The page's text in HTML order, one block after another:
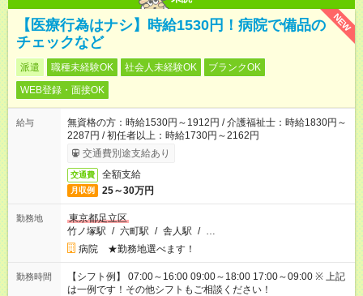
NEW
【医療行為はナシ】時給1530円！病院で備品の
チェックなど
派遣 職種未経験OK 社会人未経験OK
ブランクOK
WEB登録・面接OK
給与
無資格の方：時給1530円～1912円 / 介護福祉士：時給1830円～
2287円 / 初任者以上：時給1730円～2162円
交通費別途支給あり
交通費 全額支給
月収例 25～30万円
勤務地
東京都足立区
竹ノ塚駅 / 六町駅 / 舎人駅 / …
病院 ★勤務地選べます！
勤務時間
【シフト例】 07:00～16:00 09:00～18:00 17:00～09:00 ※ 上記
は一例です！その他シフトもご相談ください！